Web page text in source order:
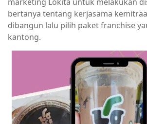
bertanya tentang kerjasama
dibangun lalu pilih paket franchise
kantong.